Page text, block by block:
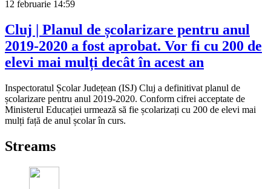
12 februarie 14:59
Cluj | Planul de școlarizare pentru anul
2019-2020 a fost aprobat. Vor fi cu 200 de
elevi mai mulți decât în acest an
Inspectoratul Școlar Județean (ISJ) Cluj a definitivat planul de
școlarizare pentru anul 2019-2020. Conform cifrei acceptate de
Ministerul Educației urmează să fie școlarizați cu 200 de elevi mai
mulți față de anul școlar în curs.
Streams